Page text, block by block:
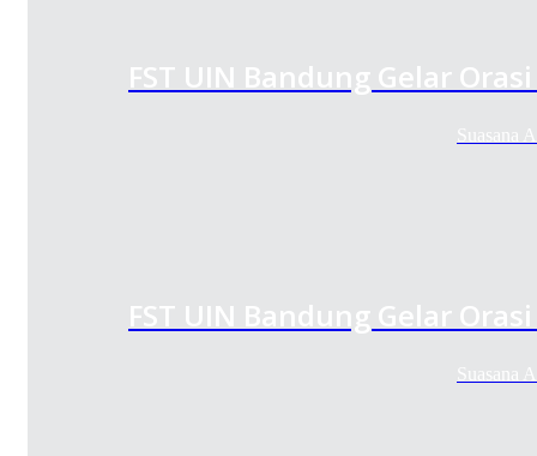
FST UIN Bandung Gelar
Suasana
FST UIN Bandung Gelar
Suasana